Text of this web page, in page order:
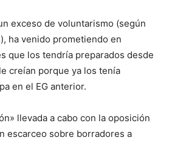
exceso de voluntarismo (según
ha venido prometiendo en
que los tendría preparados desde
creían porque ya los tenía
en el EG anterior.
llevada a cabo con la oposición
escarceo sobre borradores a